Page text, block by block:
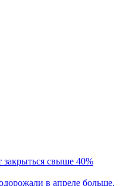
закрыться свыше 40%
в апреле больше,